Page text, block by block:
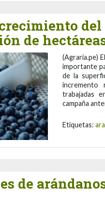
de
(Agraria.pe)
importante
de la
incremento
trabajadas
campaña
Etiquetas:
de